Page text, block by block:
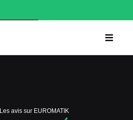
Les avis sur EUROMATIK